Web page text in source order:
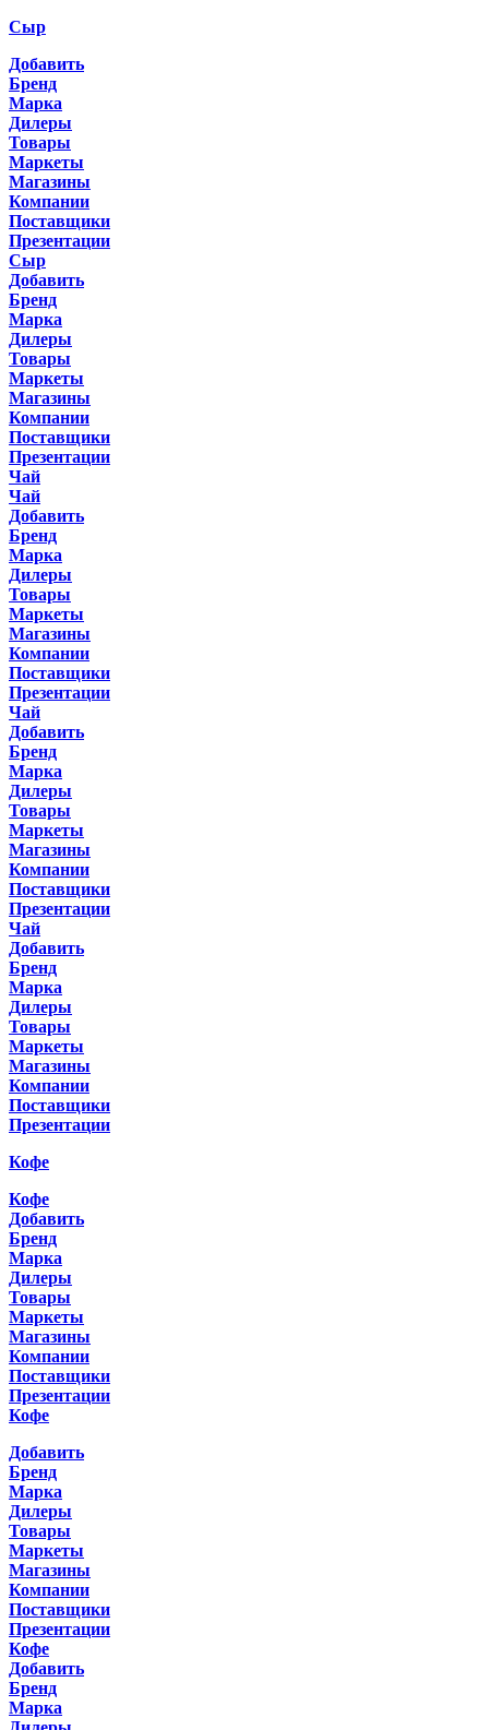
Сыр
Добавить
Бренд
Марка
Дилеры
Товары
Маркеты
Магазины
Компании
Поставщики
Презентации
Сыр
Добавить
Бренд
Марка
Дилеры
Товары
Маркеты
Магазины
Компании
Поставщики
Презентации
Чай
Чай
Добавить
Бренд
Марка
Дилеры
Товары
Маркеты
Магазины
Компании
Поставщики
Презентации
Чай
Добавить
Бренд
Марка
Дилеры
Товары
Маркеты
Магазины
Компании
Поставщики
Презентации
Чай
Добавить
Бренд
Марка
Дилеры
Товары
Маркеты
Магазины
Компании
Поставщики
Презентации
Кофе
Кофе
Добавить
Бренд
Марка
Дилеры
Товары
Маркеты
Магазины
Компании
Поставщики
Презентации
Кофе
Добавить
Бренд
Марка
Дилеры
Товары
Маркеты
Магазины
Компании
Поставщики
Презентации
Кофе
Добавить
Бренд
Марка